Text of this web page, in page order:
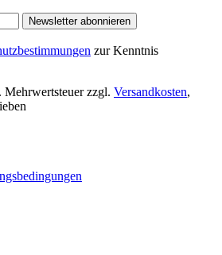
Newsletter abonnieren
zur Kenntnis
zzgl. Versandkosten,